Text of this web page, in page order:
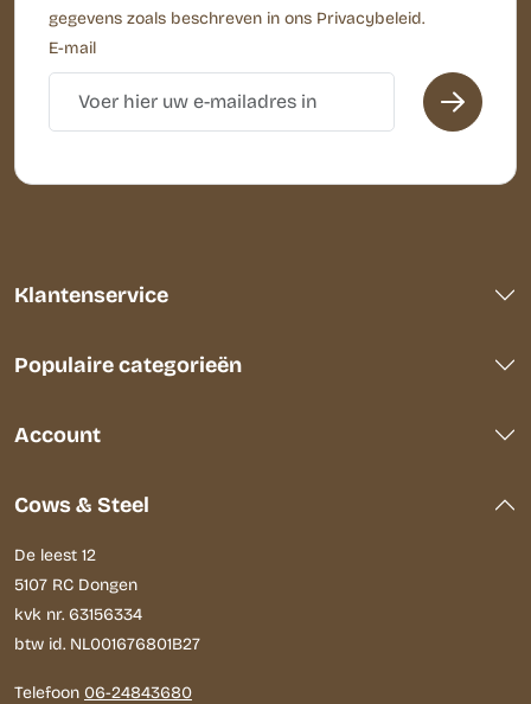
gegevens zoals beschreven in ons Privacybeleid.
E-mail
Klantenservice
Populaire categorieën
Account
Cows & Steel
De leest 12
5107 RC Dongen
kvk nr. 63156334
btw id. NL001676801B27
Telefoon 06-24843680